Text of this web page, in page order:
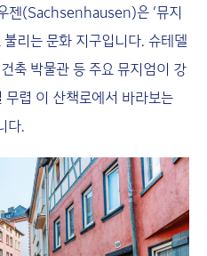
젠(Sachsenhausen)은 ‘뮤지
리는 문화 지구입니다. 슈테델
축 박물관 등 주요 뮤지엄이 강
렵 이 산책로에서 바라보는
다.